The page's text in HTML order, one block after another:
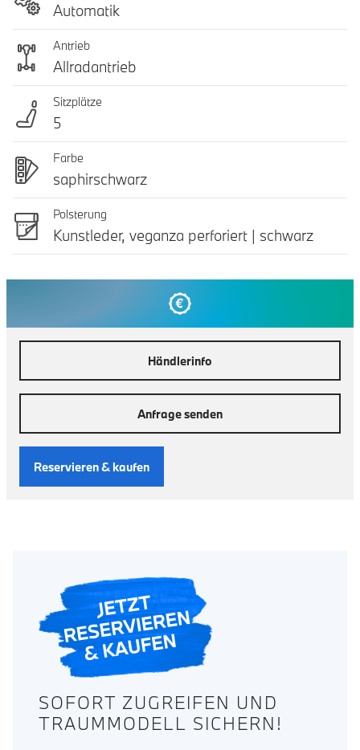
Automatik
Antrieb
Allradantrieb
Sitzplätze
5
Farbe
saphirschwarz
Polsterung
Kunstleder, veganza perforiert | schwarz
Händlerinfo
Anfrage senden
Reservieren & kaufen
SOFORT ZUGREIFEN UND
TRAUMMODELL SICHERN!